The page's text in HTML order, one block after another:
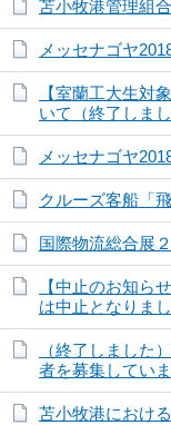
苫小牧港管理組
メッセナゴヤ
【室蘭工大生対
いて（終了しまし
メッセナゴヤ
クルーズ客船「
国際物流総合展
【中止のお知ら
は中止となりま
（終了しました
者を募集してい
苫小牧港におけ